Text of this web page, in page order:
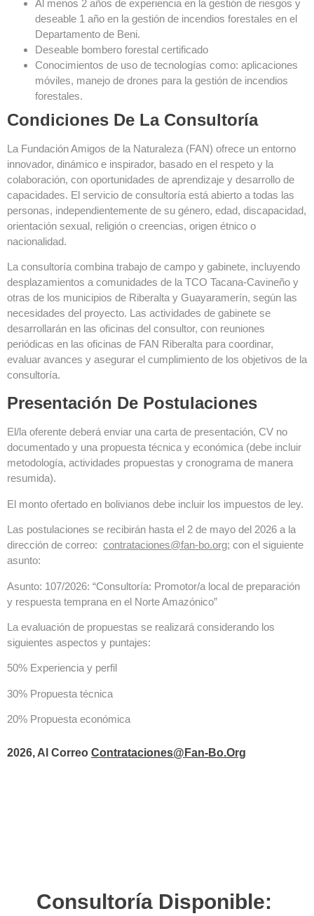
Al menos 2 años de experiencia en la gestión de riesgos y
deseable 1 año en la gestión de incendios forestales en el
Departamento de Beni.
Deseable bombero forestal certificado
Conocimientos de uso de tecnologías como: aplicaciones
móviles, manejo de drones para la gestión de incendios
forestales.
Condiciones De La Consultoría
La Fundación Amigos de la Naturaleza (FAN) ofrece un entorno
innovador, dinámico e inspirador, basado en el respeto y la
colaboración, con oportunidades de aprendizaje y desarrollo de
capacidades. El servicio de consultoría está abierto a todas las
personas, independientemente de su género, edad, discapacidad,
orientación sexual, religión o creencias, origen étnico o
nacionalidad.
La consultoría combina trabajo de campo y gabinete, incluyendo
desplazamientos a comunidades de la TCO Tacana-Cavineño y
otras de los municipios de Riberalta y Guayaramerín, según las
necesidades del proyecto. Las actividades de gabinete se
desarrollarán en las oficinas del consultor, con reuniones
periódicas en las oficinas de FAN Riberalta para coordinar,
evaluar avances y asegurar el cumplimiento de los objetivos de la
consultoría.
Presentación De Postulaciones
El/la oferente deberá enviar una carta de presentación, CV no
documentado y una propuesta técnica y económica (debe incluir
metodología, actividades propuestas y cronograma de manera
resumida).
El monto ofertado en bolivianos debe incluir los impuestos de ley.
Las postulaciones se recibirán hasta el 2 de mayo del 2026 a la
dirección de correo: contrataciones@fan-bo.org; con el siguiente
asunto:
Asunto: 107/2026: “Consultoría: Promotor/a local de preparación
y respuesta temprana en el Norte Amazónico”
La evaluación de propuestas se realizará considerando los
siguientes aspectos y puntajes:
50% Experiencia y perfil
30% Propuesta técnica
20% Propuesta económica
2026, Al Correo Contrataciones@fan-Bo.org
Consultoría Disponible: